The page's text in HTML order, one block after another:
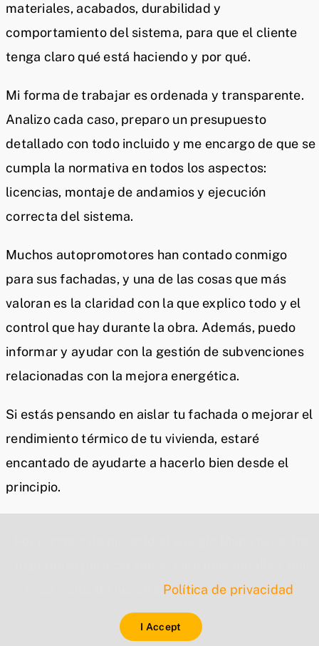
materiales, acabados, durabilidad y
comportamiento del sistema, para que el cliente
tenga claro qué está haciendo y por qué.
Mi forma de trabajar es ordenada y transparente.
Analizo cada caso, preparo un presupuesto
detallado con todo incluido y me encargo de que se
cumpla la normativa en todos los aspectos:
licencias, montaje de andamios y ejecución
correcta del sistema.
Muchos autopromotores han contado conmigo
para sus fachadas, y una de las cosas que más
valoran es la claridad con la que explico todo y el
control que hay durante la obra. Además, puedo
informar y ayudar con la gestión de subvenciones
relacionadas con la mejora energética.
Si estás pensando en aislar tu fachada o mejorar el
rendimiento térmico de tu vivienda, estaré
encantado de ayudarte a hacerlo bien desde el
principio.
Política de privacidad
I Accept